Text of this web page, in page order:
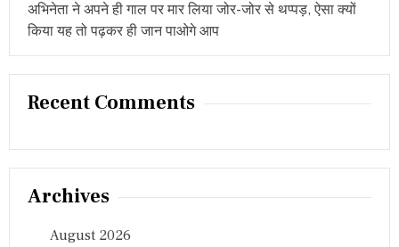
अभिनेता ने अपने ही गाल पर मार लिया जोर-जोर से थप्पड़, ऐसा क्यों
किया यह तो पढ़कर ही जान पाओगे आप
Recent Comments
Archives
August 2026